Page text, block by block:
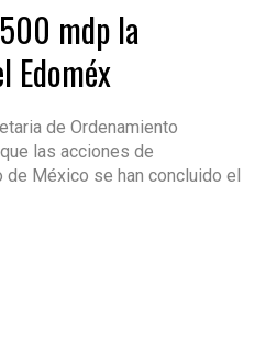
mdp la
Edoméx
de Ordenamiento
las acciones de
México se han concluido el